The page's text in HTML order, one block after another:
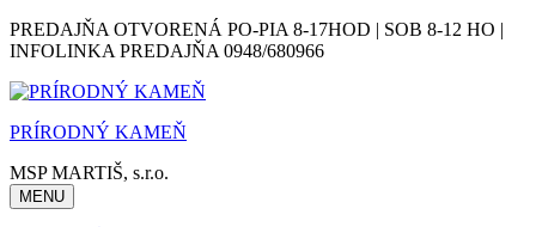
Skip
to
PREDAJŇA OTVORENÁ PO-PIA 8-17HOD | SOB 8-12 HO |
INFOLINKA PREDAJŇA 0948/680966
PRÍRODNÝ KAMEŇ
MSP MARTIŠ, s.r.o.
MENU